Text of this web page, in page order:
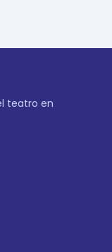
teatro en